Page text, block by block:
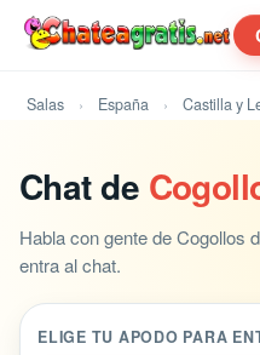
Salas España Castilla y
Chat de
Habla con gente de Cogollos
entra al chat.
ELIGE TU APODO PARA